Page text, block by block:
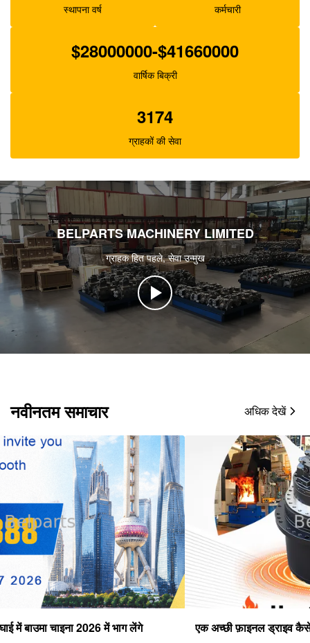
स्थापना वर्ष कर्मचारी
$28000000-$41660000
वार्षिक बिक्री
3174
ग्राहकों की सेवा
BELPARTS MACHINERY LIMITED
ग्राहक हित पहले, सेवा उन्मुख
नवीनतम समाचार अधिक देखें
एक अच्छी फ़ाइनल ड्राइव कैसे चुनें?